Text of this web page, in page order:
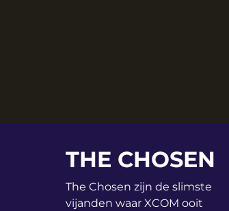
THE CHOSEN
The Chosen zijn de slimste
vijanden waar XCOM ooit